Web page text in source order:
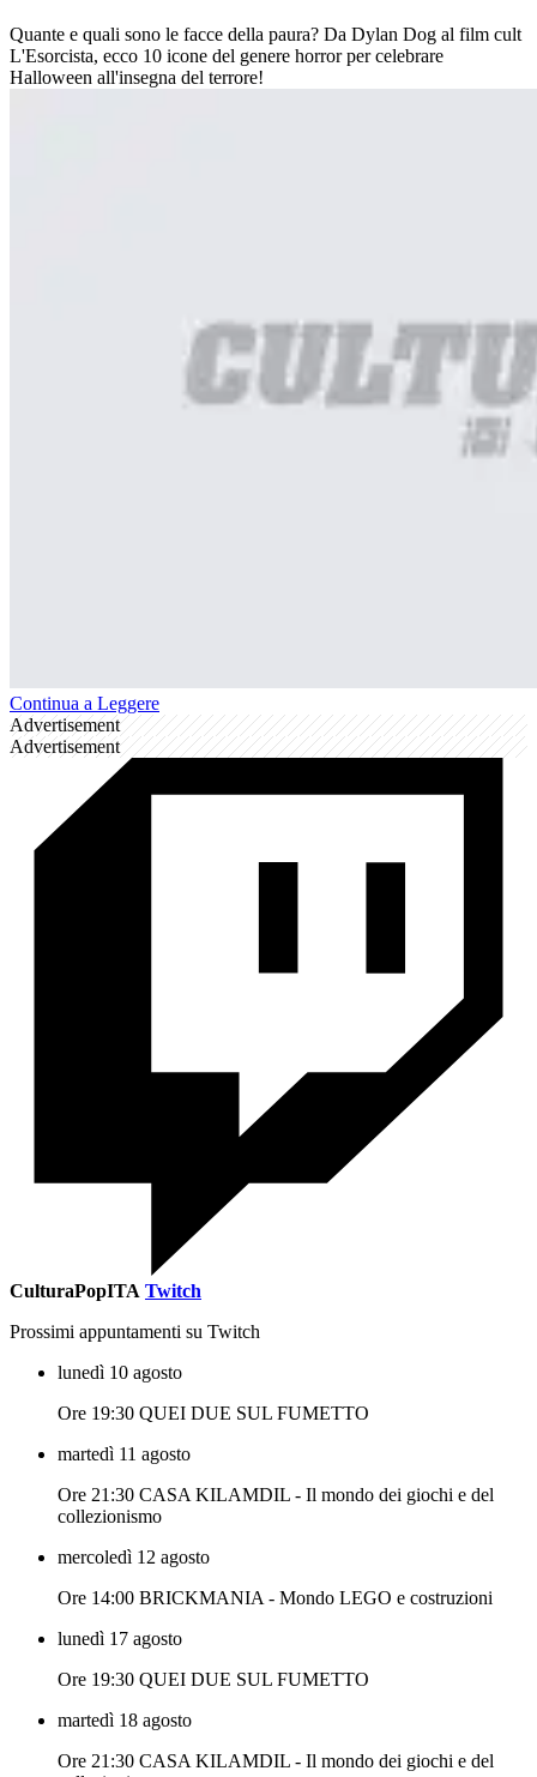
Quante e quali sono le facce della paura? Da Dylan Dog al film cult
L'Esorcista, ecco 10 icone del genere horror per celebrare
Halloween all'insegna del terrore!
Continua a Leggere
Advertisement
Advertisement
CulturaPopITA Twitch
Prossimi appuntamenti su Twitch
lunedì 10 agosto
Ore 19:30 QUEI DUE SUL FUMETTO
martedì 11 agosto
Ore 21:30 CASA KILAMDIL - Il mondo dei giochi e del
collezionismo
mercoledì 12 agosto
Ore 14:00 BRICKMANIA - Mondo LEGO e costruzioni
lunedì 17 agosto
Ore 19:30 QUEI DUE SUL FUMETTO
martedì 18 agosto
Ore 21:30 CASA KILAMDIL - Il mondo dei giochi e del